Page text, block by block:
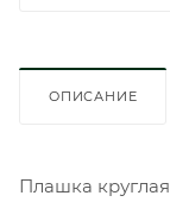
ОПИСАНИЕ
Плашка